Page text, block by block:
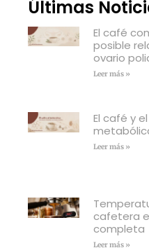
Últimas
El café
posible
ovario
Leer más »
El café y
Leer más »
cafetera
completa
Leer más »